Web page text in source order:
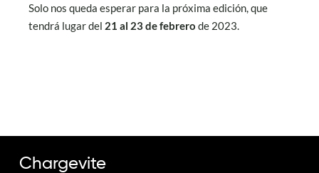
Solo nos queda esperar para la próxima edición, que
tendrá lugar del 21 al 23 de febrero de 2023.
Chargevite